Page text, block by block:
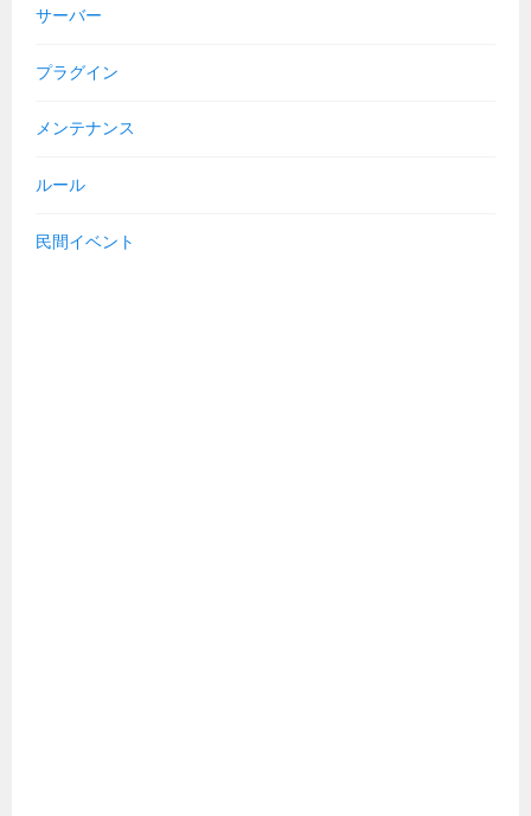
サーバー
プラグイン
メンテナンス
ルール
民間イベント